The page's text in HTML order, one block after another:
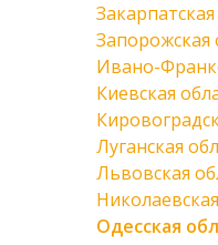
Запорожская
Ивано-
Киевская
Луганская
Львовская
Одесская